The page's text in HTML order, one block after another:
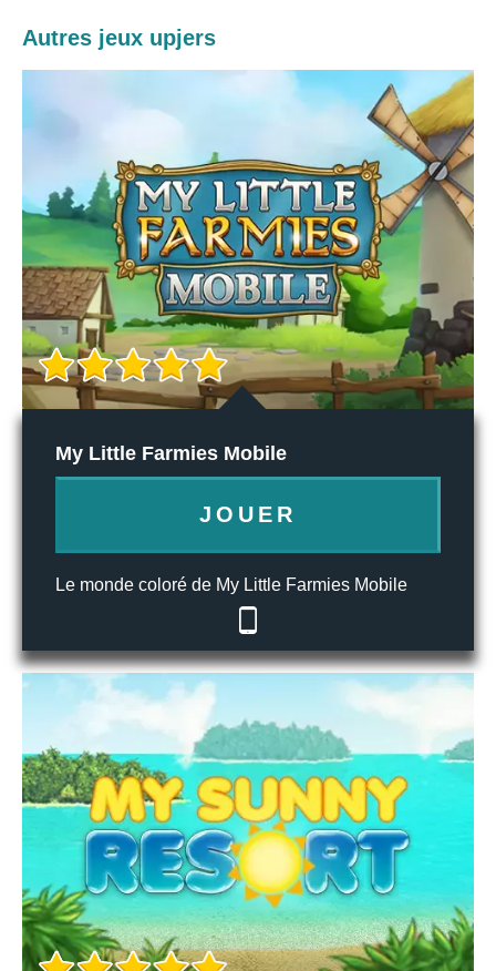
Autres jeux upjers
My Little Farmies Mobile
JOUER
Le monde coloré de My Little Farmies Mobile